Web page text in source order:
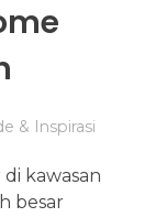
& Inspirasi
kawasan
besar